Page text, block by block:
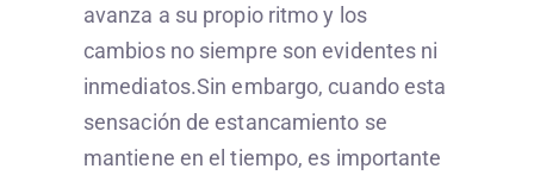
avanza a su propio ritmo y los
cambios no siempre son evidentes ni
inmediatos.Sin embargo, cuando esta
sensación de estancamiento se
mantiene en el tiempo, es importante